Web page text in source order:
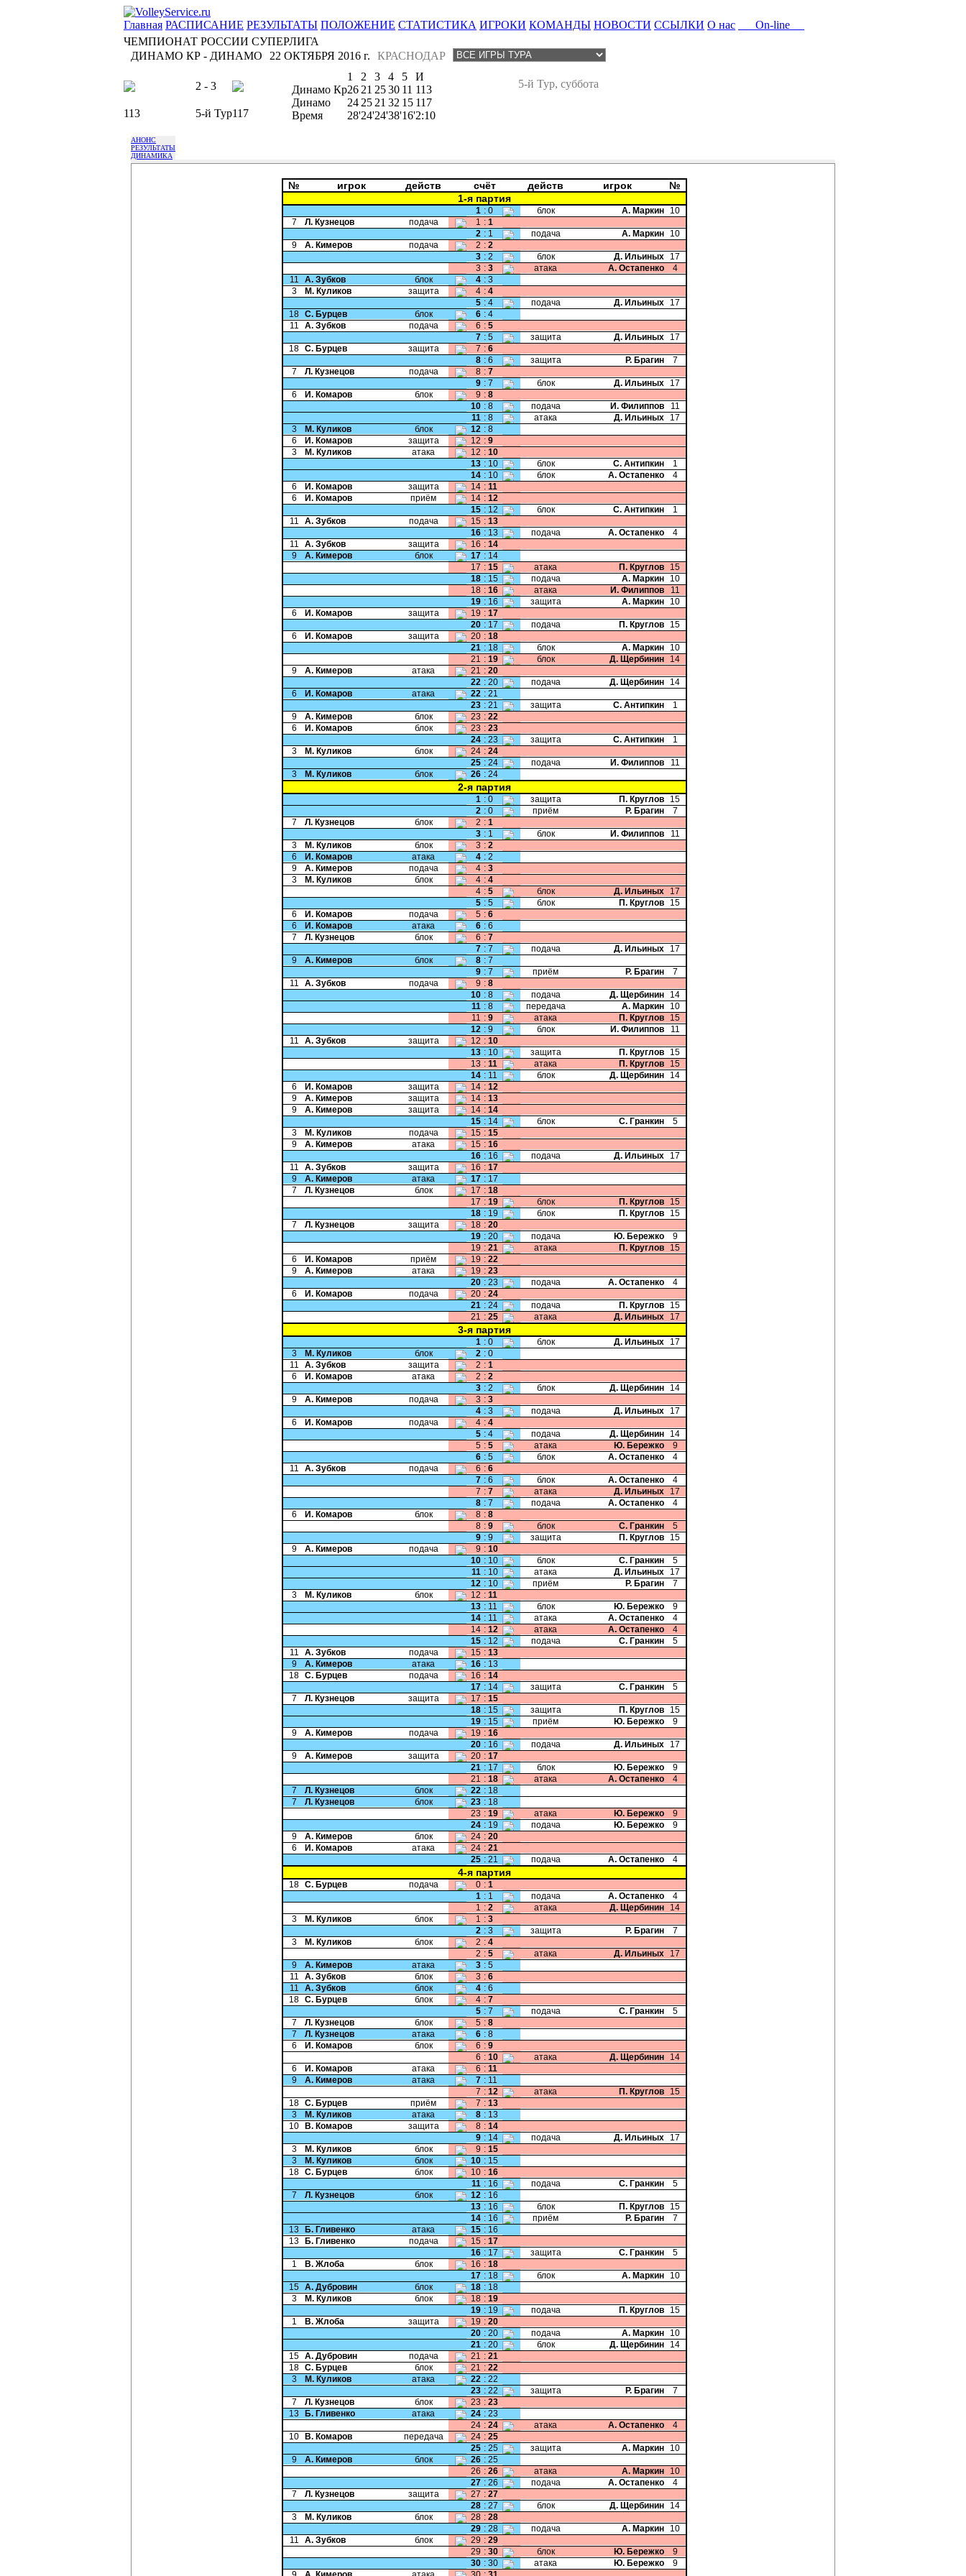
Главная РАСПИСАНИЕ РЕЗУЛЬТАТЫ ПОЛОЖЕНИЕ СТАТИСТИКА ИГРОКИ КОМАНДЫ НОВОСТИ ССЫЛКИ О нас
On-line
ЧЕМПИОНАТ РОССИИ СУПЕРЛИГА
ДИНАМО КР - ДИНАМО
КРАСНОДАР
22 ОКТЯБРЯ 2016 г.
2 - 3
113 5-й Тур117
5-й Тур, суббота
1 2 3 4 5
И
Динамо Кр26 21 2530 11 113
Динамо
24 25 21 32 15 117
Время
28'24'24'38'16'2:10
АНОНС
РЕЗУЛЬТАТЫ
ДИНАМИКА
№ игрок действ счёт действ игрок
№
1-я партия
1 : 0 блок А. Маркин
10
7
Л. Кузнецов подача 1 : 1
2 : 1 подача А. Маркин
10
9
А. Кимеров подача 2 : 2
3 : 2 блок Д. Ильиных
17
3 : 3 атака А. Остапенко
4
11
А. Зубков блок 4 : 3
3
М. Куликов защита 4 : 4
5 : 4 подача Д. Ильиных
17
18 С. Бурцев блок 6 : 4
11
А. Зубков подача 6 : 5
7 : 5 защита Д. Ильиных
17
18 С. Бурцев защита 7 : 6
8 : 6 защита Р. Брагин
7
7
Л. Кузнецов подача 8 : 7
9 : 7 блок Д. Ильиных
17
6
И. Комаров блок 9 : 8
10 : 8 подача И. Филиппов
11
11 : 8 атака Д. Ильиных
17
3
М. Куликов блок 12 : 8
6
И. Комаров защита 12 : 9
3
М. Куликов атака 12 : 10
13 : 10 блок С. Антипкин
1
14 : 10 блок А. Остапенко
4
6
И. Комаров защита 14 : 11
6
И. Комаров приём 14 : 12
15 : 12 блок С. Антипкин
1
11
А. Зубков подача 15 : 13
16 : 13 подача А. Остапенко
4
11
А. Зубков защита 16 : 14
9
А. Кимеров блок 17 : 14
17 : 15 атака П. Круглов
15
18 : 15 подача А. Маркин
10
18 : 16 атака И. Филиппов
11
19 : 16 защита А. Маркин
10
6
И. Комаров защита 19 : 17
20 : 17 подача П. Круглов
15
6
И. Комаров защита 20 : 18
21 : 18 блок А. Маркин
10
21 : 19 блок Д. Щербинин
14
9
А. Кимеров атака 21 : 20
22 : 20 подача Д. Щербинин
14
6
И. Комаров атака 22 : 21
23 : 21 защита С. Антипкин
1
9
А. Кимеров блок 23 : 22
6
И. Комаров блок 23 : 23
24 : 23 защита С. Антипкин
1
3
М. Куликов блок 24 : 24
25 : 24 подача И. Филиппов
11
3
М. Куликов блок 26 : 24
2-я партия
1 : 0 защита П. Круглов
15
2 : 0 приём Р. Брагин
7
7
Л. Кузнецов блок 2 : 1
3 : 1 блок И. Филиппов
11
3
М. Куликов блок 3 : 2
6
И. Комаров атака 4 : 2
9
А. Кимеров подача 4 : 3
3
М. Куликов блок 4 : 4
4 : 5 блок Д. Ильиных
17
5 : 5 блок П. Круглов
15
6
И. Комаров подача 5 : 6
6
И. Комаров атака 6 : 6
7
Л. Кузнецов блок 6 : 7
7 : 7 подача Д. Ильиных
17
9
А. Кимеров блок 8 : 7
9 : 7 приём Р. Брагин
7
11
А. Зубков подача 9 : 8
10 : 8 подача Д. Щербинин
14
11 : 8 передача А. Маркин
10
11 : 9 атака П. Круглов
15
12 : 9 блок И. Филиппов
11
11
А. Зубков защита 12 : 10
13 : 10 защита П. Круглов
15
13 : 11 атака П. Круглов
15
14 : 11 блок Д. Щербинин
14
6
И. Комаров защита 14 : 12
9
А. Кимеров защита 14 : 13
9
А. Кимеров защита 14 : 14
15 : 14 блок С. Гранкин
5
3
М. Куликов подача 15 : 15
9
А. Кимеров атака 15 : 16
16 : 16 подача Д. Ильиных
17
11
А. Зубков защита 16 : 17
9
А. Кимеров атака 17 : 17
7
Л. Кузнецов блок 17 : 18
17 : 19 блок П. Круглов
15
18 : 19 блок П. Круглов
15
7
Л. Кузнецов защита 18 : 20
19 : 20 подача Ю. Бережко
9
19 : 21 атака П. Круглов
15
6
И. Комаров приём 19 : 22
9
А. Кимеров атака 19 : 23
20 : 23 подача А. Остапенко
4
6
И. Комаров подача 20 : 24
21 : 24 подача П. Круглов
15
21 : 25 атака Д. Ильиных 17
3-я партия
1 : 0 блок Д. Ильиных
17
3
М. Куликов блок 2 : 0
11
А. Зубков защита 2 : 1
6
И. Комаров атака 2 : 2
3 : 2 блок Д. Щербинин
14
9
А. Кимеров подача 3 : 3
4 : 3 подача Д. Ильиных
17
6
И. Комаров подача 4 : 4
5 : 4 подача Д. Щербинин
14
5 : 5 атака Ю. Бережко
9
6 : 5 блок А. Остапенко
4
11
А. Зубков подача 6 : 6
7 : 6 блок А. Остапенко
4
7 : 7 атака Д. Ильиных
17
8 : 7 подача А. Остапенко
4
6
И. Комаров блок 8 : 8
8 : 9 блок С. Гранкин
5
9 : 9 защита П. Круглов
15
9
А. Кимеров подача 9 : 10
10 : 10 блок С. Гранкин
5
11 : 10 атака Д. Ильиных
17
12 : 10 приём Р. Брагин
7
3
М. Куликов блок 12 : 11
13 : 11 блок Ю. Бережко
9
14 : 11 атака А. Остапенко
4
14 : 12 атака А. Остапенко
4
15 : 12 подача С. Гранкин
5
11
А. Зубков подача 15 : 13
9
А. Кимеров атака 16 : 13
18 С. Бурцев подача 16 : 14
17 : 14 защита С. Гранкин
5
7
Л. Кузнецов защита 17 : 15
18 : 15 защита П. Круглов
15
19 : 15 приём Ю. Бережко
9
9
А. Кимеров подача 19 : 16
20 : 16 подача Д. Ильиных
17
9
А. Кимеров защита 20 : 17
21 : 17 блок Ю. Бережко
9
21 : 18 атака А. Остапенко
4
7
Л. Кузнецов блок 22 : 18
7
Л. Кузнецов блок 23 : 18
23 : 19 атака Ю. Бережко
9
24 : 19 подача Ю. Бережко
9
9
А. Кимеров блок 24 : 20
6
И. Комаров атака 24 : 21
25 : 21 подача А. Остапенко 4
4-я партия
18 С. Бурцев подача 0 : 1
1 : 1 подача А. Остапенко
4
1 : 2 атака Д. Щербинин
14
3
М. Куликов блок 1 : 3
2 : 3 защита Р. Брагин
7
3
М. Куликов блок 2 : 4
2 : 5 атака Д. Ильиных
17
9
А. Кимеров атака 3 : 5
11
А. Зубков блок 3 : 6
11
А. Зубков блок 4 : 6
18 С. Бурцев блок 4 : 7
5 : 7 подача С. Гранкин
5
7
Л. Кузнецов блок 5 : 8
7
Л. Кузнецов атака 6 : 8
6
И. Комаров блок 6 : 9
6 : 10 атака Д. Щербинин
14
6
И. Комаров атака 6 : 11
9
А. Кимеров атака 7 : 11
7 : 12 атака П. Круглов
15
18 С. Бурцев приём 7 : 13
3
М. Куликов атака 8 : 13
10
В. Комаров защита 8 : 14
9 : 14 подача Д. Ильиных
17
3
М. Куликов блок 9 : 15
3
М. Куликов блок 10 : 15
18 С. Бурцев блок 10 : 16
11 : 16 подача С. Гранкин
5
7
Л. Кузнецов блок 12 : 16
13 : 16 блок П. Круглов
15
14 : 16 приём Р. Брагин
7
13
Б. Гливенко атака 15 : 16
13
Б. Гливенко подача 15 : 17
16 : 17 защита С. Гранкин
5
1
В. Жлоба блок 16 : 18
17 : 18 блок А. Маркин
10
15 А. Дубровин блок 18 : 18
3
М. Куликов блок 18 : 19
19 : 19 подача П. Круглов
15
1
В. Жлоба защита 19 : 20
20 : 20 подача А. Маркин
10
21 : 20 блок Д. Щербинин
14
15 А. Дубровин подача 21 : 21
18 С. Бурцев блок 21 : 22
3
М. Куликов атака 22 : 22
23 : 22 защита Р. Брагин
7
7
Л. Кузнецов блок 23 : 23
13
Б. Гливенко атака 24 : 23
24 : 24 атака А. Остапенко
4
10
В. Комаров передача 24 : 25
25 : 25 защита А. Маркин
10
9
А. Кимеров блок 26 : 25
26 : 26 атака А. Маркин
10
27 : 26 подача А. Остапенко
4
7
Л. Кузнецов защита 27 : 27
28 : 27 блок Д. Щербинин
14
3
М. Куликов блок 28 : 28
29 : 28 подача А. Маркин
10
11
А. Зубков блок 29 : 29
29 : 30 блок Ю. Бережко
9
30 : 30 атака Ю. Бережко
9